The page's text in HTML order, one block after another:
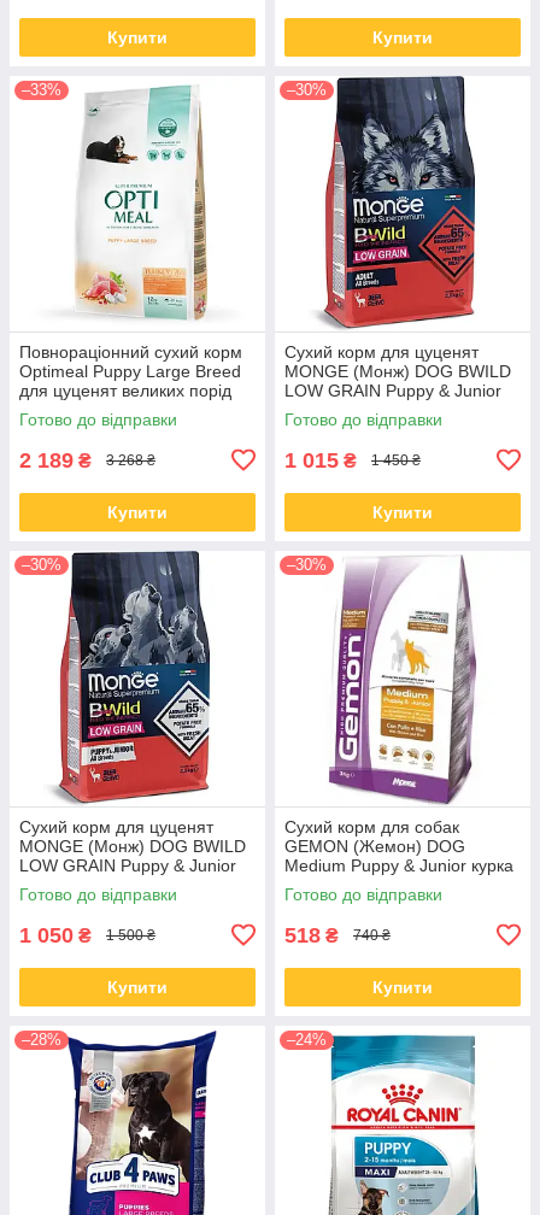
Купити Купити
–33%
Повнораціонний сухий корм
Optimeal Puppy Large Breed
для цуценят великих порід
індичка 12 КГ
Готово до відправки
2 189 ₴ 3 268 ₴
Купити
–30%
Сухий корм для цуценят
MONGE (Монж) DOG BWILD
LOW GRAIN Puppy & Junior
оленя 2.5 кг (термін до 06.09)
Готово до відправки
1 015 ₴ 1 450 ₴
Купити
–30%
Сухий корм для цуценят
MONGE (Монж) DOG BWILD
LOW GRAIN Puppy & Junior
оленина 2.5 кг (термін до
26.09)
Готово до відправки
1 050 ₴ 1 500 ₴
Купити
–30%
Сухий корм для собак
GEMON (Жемон) DOG
Medium Puppy & Junior курка
з рисом 3 кг (термін до 29.07)
Готово до відправки
518 ₴ 740 ₴
Купити
–28% –24%